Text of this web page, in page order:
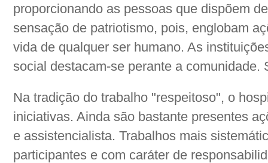
proporcionando as pessoas que dispõem
sensação de patriotismo, pois, englobam
vida de qualquer ser humano. As
social destacam-se perante a comunidade.
Na tradição do trabalho "respeitoso", o
iniciativas. Ainda são bastante presentes
e assistencialista. Trabalhos mais
participantes e com caráter de